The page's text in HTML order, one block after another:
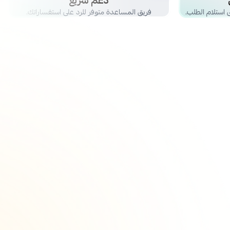
الطلب. فريق المساعدة متوفر للرد على استفساراتك.